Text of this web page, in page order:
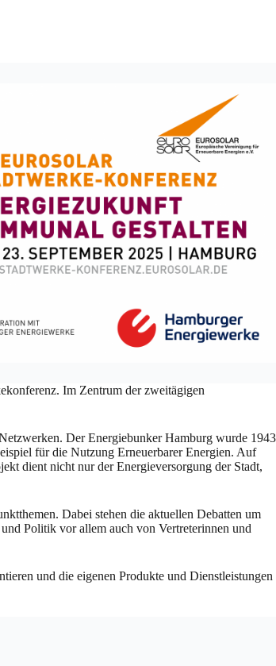
Im Zentrum der zweitägigen
Der Energiebunker Hamburg wurde 1943
für die Nutzung Erneuerbarer Energien. Auf
dient nicht nur der Energieversorgung der Stadt,
Dabei stehen die aktuellen Debatten um
Politik vor allem auch von Vertreterinnen und
und die eigenen Produkte und Dienstleistungen